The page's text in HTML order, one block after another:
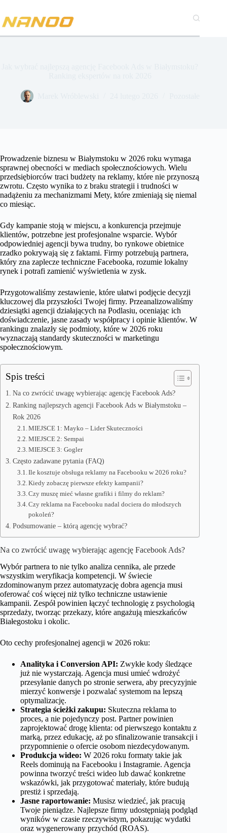
treści
Prowadzenie biznesu w Białymstoku w 2026 roku wymaga
sprawnej obecności w mediach społecznościowych. Wielu
przedsiębiorców traci budżety na reklamy, które nie przynoszą
zwrotu. Często wynika to z braku strategii i trudności w
nadążeniu za mechanizmami Mety, które zmieniają się niemal
co miesiąc.
Gdy kampanie stoją w miejscu, a konkurencja przejmuje
klientów, potrzebne jest profesjonalne wsparcie. Wybór
odpowiedniej agencji bywa trudny, bo rynkowe obietnice
rzadko pokrywają się z faktami. Firmy potrzebują partnera,
który zna zaplecze techniczne Facebooka, rozumie lokalny
rynek i potrafi zamienić wyświetlenia w zysk.
Przygotowaliśmy zestawienie, które ułatwi podjęcie decyzji
kluczowej dla przyszłości Twojej firmy. Przeanalizowaliśmy
dziesiątki agencji działających na Podlasiu, oceniając ich
doświadczenie, jasne zasady współpracy i opinie klientów. W
rankingu znalazły się podmioty, które w 2026 roku
wyznaczają standardy skuteczności w marketingu
społecznościowym.
Spis treści
Na co zwrócić uwagę wybierając agencję Facebook Ads?
Ranking najlepszych agencji Facebook Ads w Białymstoku –
Rok 2026
MIEJSCE 1: Mayko – Lider Skuteczności
MIEJSCE 2: Sempai
MIEJSCE 3: Gogler
Często zadawane pytania (FAQ)
Ile kosztuje obsługa reklamy na Facebooku w 2026 roku?
Kiedy zobaczę pierwsze efekty kampanii?
Czy muszę mieć własne grafiki i filmy do reklam?
Czy reklama na Facebooku nadal dociera do młodszych
pokoleń?
Podsumowanie – którą agencję wybrać?
Na co zwrócić uwagę wybierając agencję Facebook Ads?
Wybór partnera to nie tylko analiza cennika, ale przede
wszystkim weryfikacja kompetencji. W świecie
zdominowanym przez automatyzację dobra agencja musi
oferować coś więcej niż tylko techniczne ustawienie
kampanii. Zespół powinien łączyć technologię z psychologią
sprzedaży, tworząc przekazy, które angażują mieszkańców
Białegostoku i okolic.
Oto cechy profesjonalnej agencji w 2026 roku:
Analityka i Conversion API: Zwykłe kody śledzące
już nie wystarczają. Agencja musi umieć wdrożyć
przesyłanie danych po stronie serwera, aby precyzyjnie
mierzyć konwersje i pozwalać systemom na lepszą
optymalizację.
Strategia ścieżki zakupu: Skuteczna reklama to
proces, a nie pojedynczy post. Partner powinien
zaprojektować drogę klienta: od pierwszego kontaktu z
marką, przez edukację, aż po sfinalizowanie transakcji i
przypomnienie o ofercie osobom niezdecydowanym.
Produkcja wideo: W 2026 roku formaty takie jak
Reels dominują na Facebooku i Instagramie. Agencja
powinna tworzyć treści wideo lub dawać konkretne
wskazówki, jak przygotować materiały, które budują
prestiż i sprzedają.
Jasne raportowanie: Musisz wiedzieć, jak pracują
Twoje pieniądze. Najlepsze firmy udostępniają podgląd
wyników w czasie rzeczywistym, pokazując wydatki
oraz wygenerowany przychód (ROAS).